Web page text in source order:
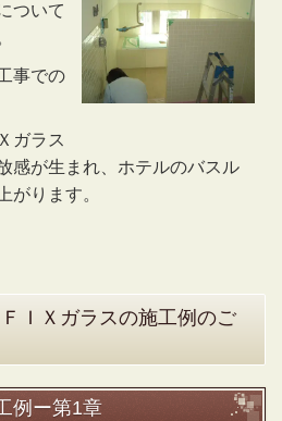
ついて
事での
ガラス
感が生まれ、ホテルのバスル
がります。
ＩＸガラスの施工例のご
例ー第1章